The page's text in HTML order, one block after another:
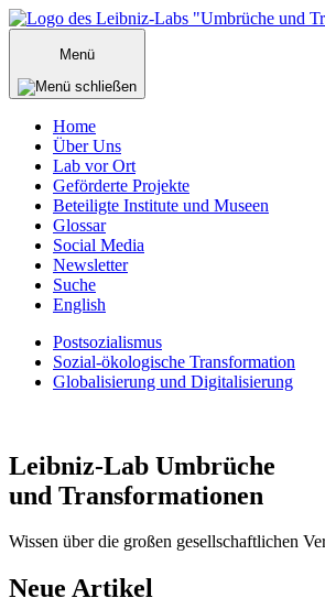
Zum
Inhalt
springenMenü
Home
Über Uns
Lab vor Ort
Geförderte Projekte
Beteiligte Institute und Museen
Glossar
Social Media
Newsletter
Suche
English
Postsozialismus
Sozial-ökologische Transformation
Globalisierung und Digitalisierung
Leibniz-Lab Umbrüche
und Transformationen
Wissen über die großen gesellschaftlichen
Neue Artikel